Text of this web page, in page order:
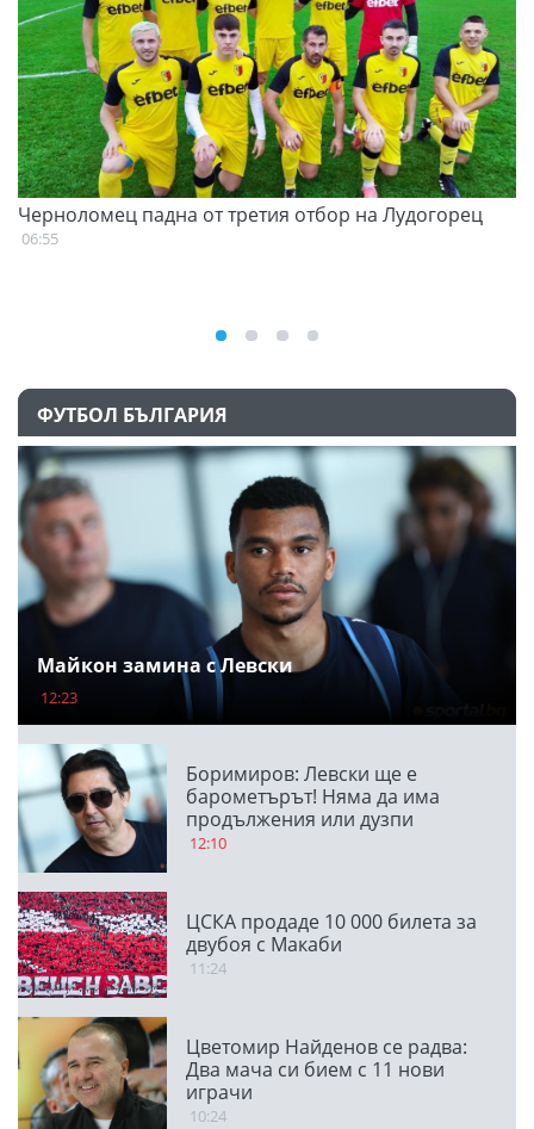
Черноломец падна от третия отбор на Лудогорец
06:55
ФУТБОЛ БЪЛГАРИЯ
Майкон замина с Левски
12:23
Боримиров: Левски ще е
барометърът! Няма да има
продължения или дузпи
12:10
ЦСКА продаде 10 000 билета за
двубоя с Макаби
11:24
Цветомир Найденов се радва:
Два мача си бием с 11 нови
играчи
10:24